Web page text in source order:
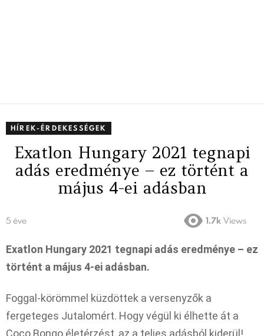
HÍREK-ÉRDEKESSÉGEK
Exatlon Hungary 2021 tegnapi
adás eredménye – ez történt a
május 4-ei adásban
5 éve 1.7k Views
Exatlon Hungary 2021 tegnapi adás eredménye – ez
történt a május 4-ei adásban.
Foggal-körömmel küzdöttek a versenyzők a
fergeteges Jutalomért. Hogy végül ki élhette át a
Coco Bongo életérzést, az a teljes adásból kiderül!